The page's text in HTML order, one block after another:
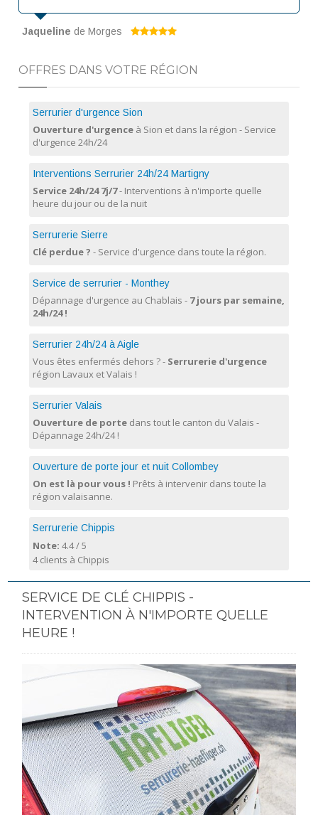
Jaqueline de Morges
OFFRES DANS VOTRE RÉGION
Serrurier d'urgence Sion
Ouverture d'urgenceà Sion et dans la région - Service
d'urgence 24h/24
Interventions Serrurier 24h/24 Martigny
Service 24h/24 7j/7- Interventions à n'importe quelle
heure du jour ou de la nuit
Serrurerie Sierre
Clé perdue ? - Service d'urgence dans toute la région.
Service de serrurier - Monthey
Dépannage d'urgence au Chablais - 7 jours par semaine,
24h/24 !
Serrurier 24h/24 à Aigle
Vous êtes enfermés dehors ? - Serrurerie d'urgence
région Lavaux et Valais !
Serrurier Valais
Ouverture de portedans tout le canton du Valais -
Dépannage 24h/24 !
Ouverture de porte jour et nuit Collombey
On est là pour vous ! Prêts à intervenir dans toute la
région valaisanne.
Serrurerie Chippis
Note: 4.4/5
4 clients à Chippis
SERVICE DE CLÉ CHIPPIS -
INTERVENTION À N'IMPORTE QUELLE
HEURE !